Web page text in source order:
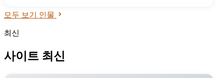
모두 보기 인물
최신
사이트 최신